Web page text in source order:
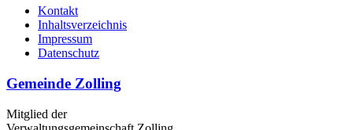
Kontakt
Inhaltsverzeichnis
Impressum
Datenschutz
Gemeinde Zolling
Mitglied der